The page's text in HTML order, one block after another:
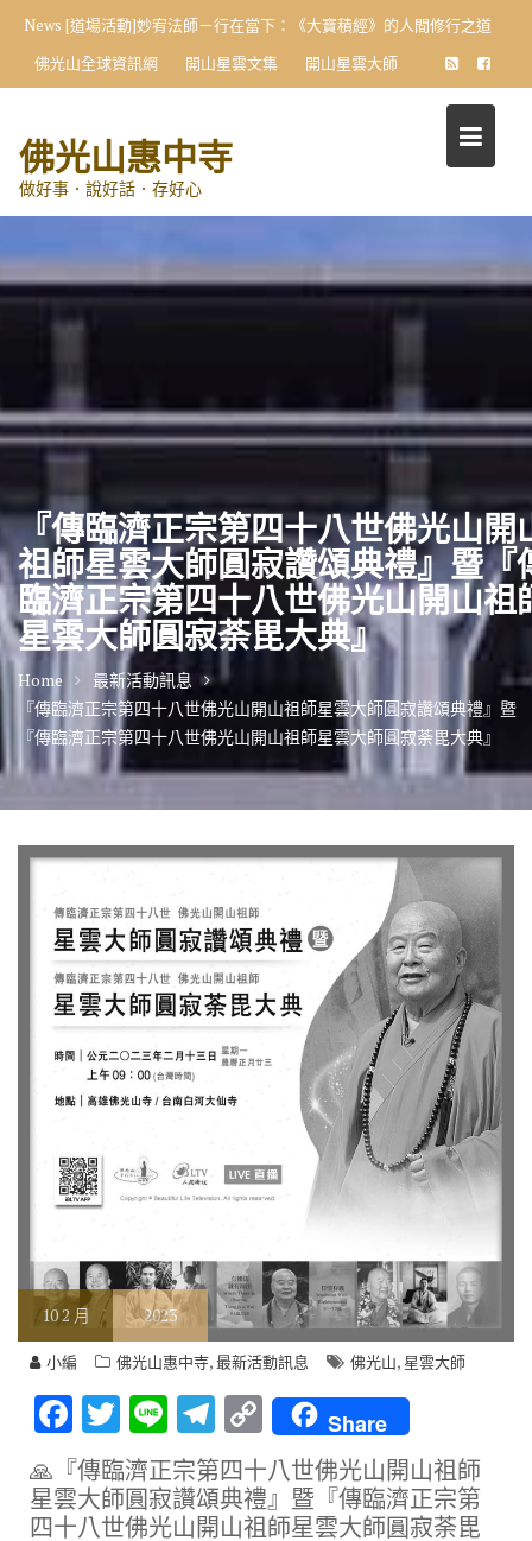
content
News [道場活動]妙宥法師－行在當下：《大寶積經》的人間修行之道
佛光山全球資訊網
開山星雲文集 開山星雲大師
佛光山惠中寺
做好事．說好話．存好心
『傳臨濟正宗第四十八世佛光山開
祖師星雲大師圓寂讚頌典禮』暨『
臨濟正宗第四十八世佛光山開山祖
星雲大師圓寂荼毘大典』
Home
最新活動訊息
『傳臨濟正宗第四十八世佛光山開山祖師星雲大師圓寂讚頌典禮』暨
『傳臨濟正宗第四十八世佛光山開山祖師星雲大師圓寂荼毘大典』
102 月 2023
小編 佛光山惠中寺,最新活動訊息 佛光山, 星雲大師
F
ac
e
b
T
w
it
te
Li
n
e
T
el
e
gr
C
o
p
y
Share
🙏『傳臨濟正宗第四十八世佛光山開山祖師
星雲大師圓寂讚頌典禮』暨『傳臨濟正宗第
四十八世佛光山開山祖師星雲大師圓寂荼毘